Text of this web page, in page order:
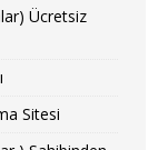
Ücretsiz
Sitesi